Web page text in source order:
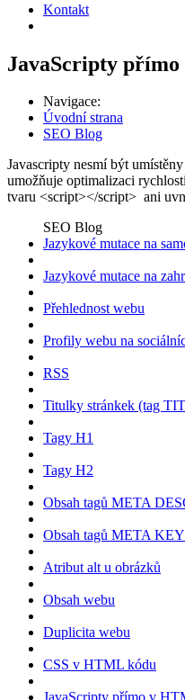
Kontakt
JavaScripty
Navigace:
Úvodní strana
SEO Blog
Javascripty nesmí být
umožňuje optimalizaci
tvaru <script></script> ani
SEO Blog
Jazykové mutace na
Jazykové mutace na
Přehlednost webu
Profily webu na
RSS
Titulky stránkek (tag
Tagy H1
Tagy H2
Obsah tagů META
Obsah tagů META
Atribut alt u obrázků
Obsah webu
Duplicita webu
CSS v HTML kódu